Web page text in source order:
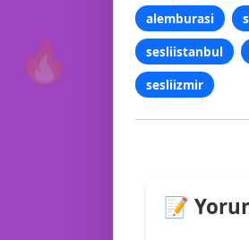
🔥
alemburasi
sesliistanbul
sesliizmir
📝